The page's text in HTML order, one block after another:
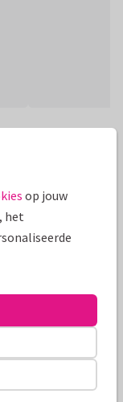
een houten
te passen
op jouw
het